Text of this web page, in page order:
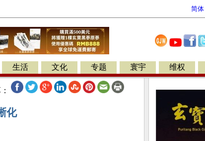
简体
生活 文化 专题 寰宇 维权
化